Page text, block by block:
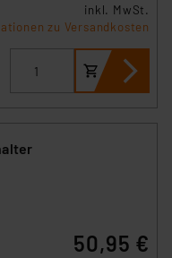
inkl. MwSt.
zu Versandkosten
50,95 €